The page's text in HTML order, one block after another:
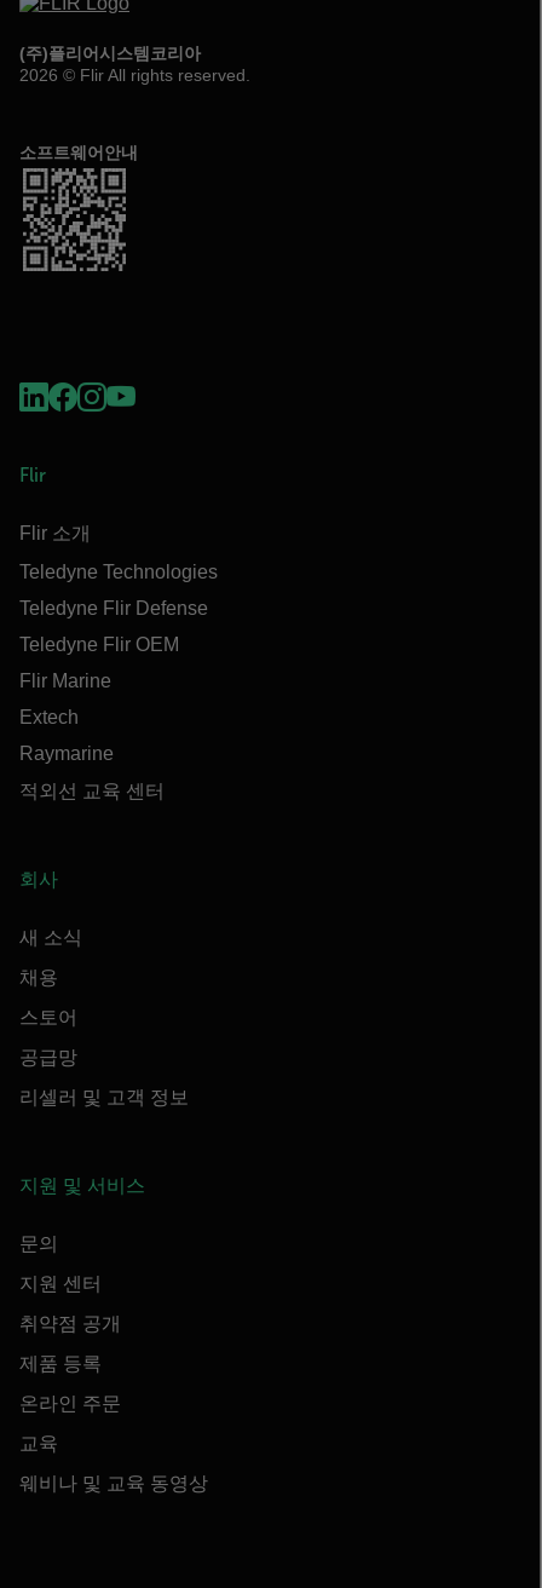
(주)플리어시스템코리아
2026 © Flir All rights reserved.
소프트웨어안내
Flir
Flir 소개
Teledyne Technologies
Teledyne Flir Defense
Teledyne Flir OEM
Flir Marine
Extech
Raymarine
적외선 교육 센터
회사
새 소식
채용
스토어
공급망
리셀러 및 고객 정보
지원 및 서비스
문의
지원 센터
취약점 공개
제품 등록
온라인 주문
교육
웨비나 및 교육 동영상